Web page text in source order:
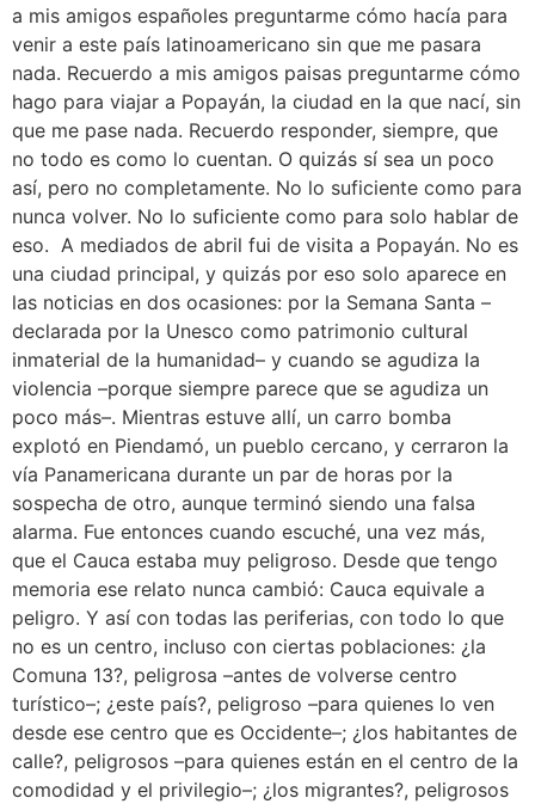
a mis amigos españoles preguntarme cómo hacía para
venir a este país latinoamericano sin que me pasara
nada. Recuerdo a mis amigos paisas preguntarme cómo
hago para viajar a Popayán, la ciudad en la que nací, sin
que me pase nada. Recuerdo responder, siempre, que
no todo es como lo cuentan. O quizás sí sea un poco
así, pero no completamente. No lo suficiente como para
nunca volver. No lo suficiente como para solo hablar de
eso. A mediados de abril fui de visita a Popayán. No es
una ciudad principal, y quizás por eso solo aparece en
las noticias en dos ocasiones: por la Semana Santa –
declarada por la Unesco como patrimonio cultural
inmaterial de la humanidad– y cuando se agudiza la
violencia –porque siempre parece que se agudiza un
poco más–. Mientras estuve allí, un carro bomba
explotó en Piendamó, un pueblo cercano, y cerraron la
vía Panamericana durante un par de horas por la
sospecha de otro, aunque terminó siendo una falsa
alarma. Fue entonces cuando escuché, una vez más,
que el Cauca estaba muy peligroso. Desde que tengo
memoria ese relato nunca cambió: Cauca equivale a
peligro. Y así con todas las periferias, con todo lo que
no es un centro, incluso con ciertas poblaciones: ¿la
Comuna 13?, peligrosa –antes de volverse centro
turístico–; ¿este país?, peligroso –para quienes lo ven
desde ese centro que es Occidente–; ¿los habitantes de
calle?, peligrosos –para quienes están en el centro de la
comodidad y el privilegio–; ¿los migrantes?, peligrosos